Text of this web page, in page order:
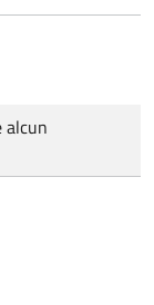
alcun